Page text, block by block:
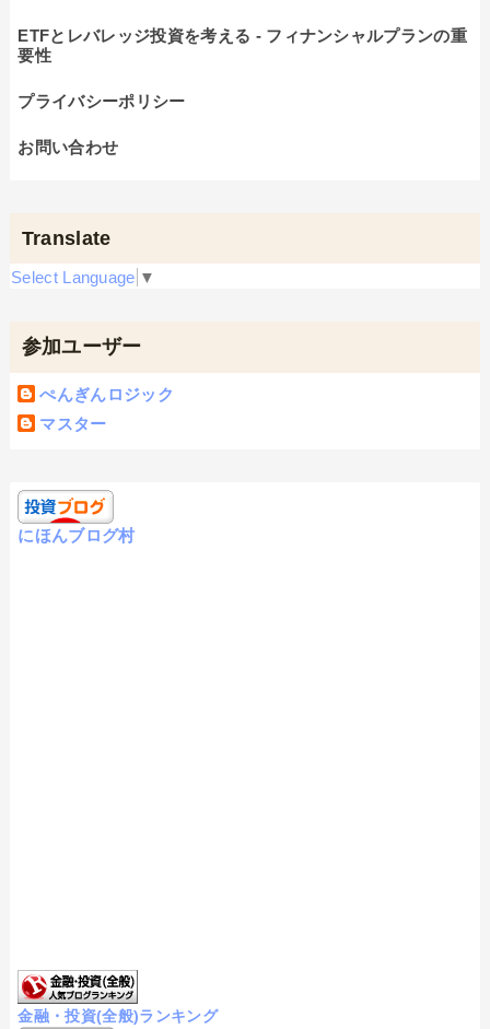
ETFとレバレッジ投資を考える - フィナンシャルプランの重
要性
プライバシーポリシー
お問い合わせ
Translate
Select Language ▼
参加ユーザー
ぺんぎんロジック
マスター
にほんブログ村
金融・投資(全般)ランキング